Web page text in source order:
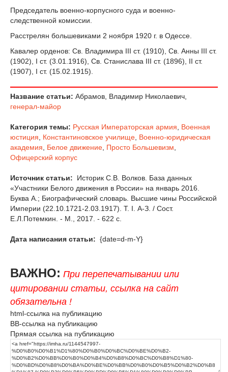
Председатель военно-корпусного суда и военно-
следственной комиссии.
Расстрелян большевиками 2 ноября 1920 г. в Одессе.
Кавалер орденов: Св. Владимира III ст. (1910), Св. Анны III ст.
(1902), I ст. (3.01.1916), Св. Станислава III ст. (1896), II ст.
(1907), I ст. (15.02.1915).
Название статьи: Абрамов, Владимир Николаевич,
генерал-майор
Категория темы: Русская Императорская армия
Военная
юстиция
Константиновское училище Военно-юридическая
академия
Белое движение Просто Большевизм
Офицерский корпус
Источник статьи:
Историк С.В. Волков. База данных
«Участники Белого движения в России» на январь 2016.
Буква А.; Биографический словарь. Высшие чины Российской
Империи (22.10.1721-2.03.1917). Т. I. А-З. / Сост.
Е.Л.Потемкин. - М., 2017. - 622 с.
Дата написания статьи: {date=d-m-Y}
ВАЖНО: При перепечатывании или
цитировании статьи, ссылка на сайт
обязательна !
html-ссылка на публикацию
BB-ссылка на публикацию
Прямая ссылка на публикацию